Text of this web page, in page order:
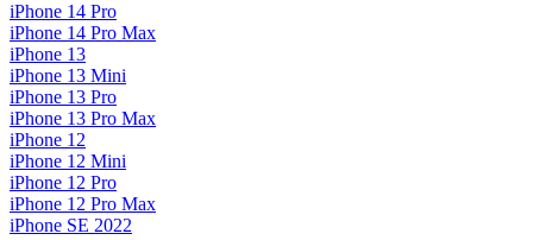
iPhone 14 Pro
iPhone 14 Pro Max
iPhone 13
iPhone 13 Mini
iPhone 13 Pro
iPhone 13 Pro Max
iPhone 12
iPhone 12 Mini
iPhone 12 Pro
iPhone 12 Pro Max
iPhone SE 2022